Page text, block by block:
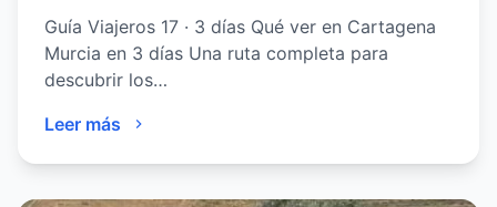
Guía Viajeros 17 · 3 días Qué ver en Cartagena
Murcia en 3 días Una ruta completa para
descubrir los…
Leer más